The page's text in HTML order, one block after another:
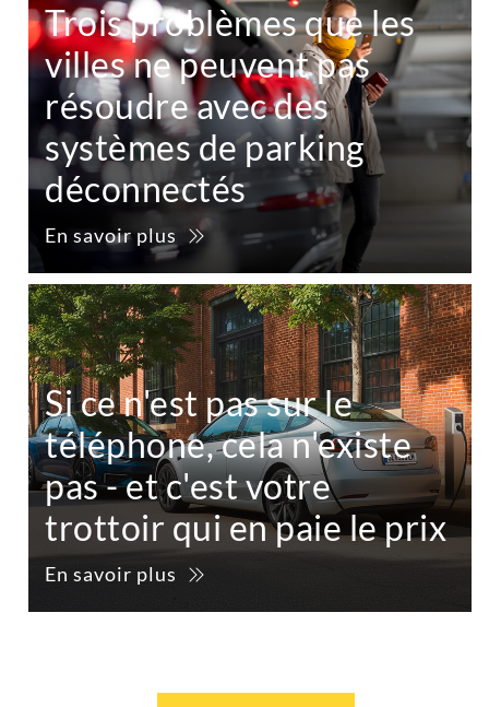
Trois problèmes que les
villes ne peuvent pas
résoudre avec des
systèmes de parking
déconnectés
En savoir plus
Si ce n'est pas sur le
téléphone, cela n'existe
pas - et c'est votre
trottoir qui en paie le prix
En savoir plus